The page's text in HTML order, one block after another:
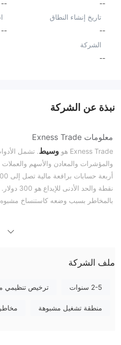
--
--
تاريخ إنشاء النطاق
--
--
الشركة
--
نبذة عن الشركة
معلومات Exness Trade
Exness Trade هو وسيط. تشمل
والمؤشرات والمعادن والأسهم
بالمخاطر بسبب وضعه كاستنساخ
ما يمكنني التداول به على Exness Trade؟
Exness Trade يقدم مجموعة واسعة من الأدوات السوقية، بما في ذلك
أزواج العملات الأجنبية، المؤشرات،
المشفرة.
ملف الشركة
2-5 سنوات ترخيص تنظيمي
منطقة تشغيل مشبوهة